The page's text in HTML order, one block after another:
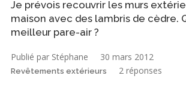
Je prévois recouvrir les murs
maison avec des lambris de cèdre.
meilleur pare-air ?
Publié par Stéphane 30 mars 2012
Revêtements extérieurs 2 réponses